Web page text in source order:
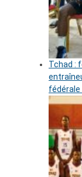
Tchad :
fédérale